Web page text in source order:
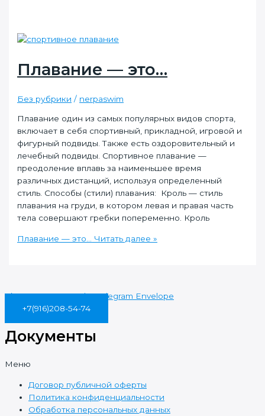
Плавание — это…
Без рубрики / nerpaswim
Плавание один из самых популярных видов спорта,
включает в себя спортивный, прикладной, игровой и
фигурный подвиды. Также есть оздоровительный и
лечебный подвиды. Спортивное плавание —
преодоление вплавь за наименьшее время
различных дистанций, используя определенный
стиль. Способы (стили) плавания: Кроль — стиль
плавания на груди, в котором левая и правая часть
тела совершают гребки попеременно. Кроль
Плавание — это… Читать далее »
Vk Instagram Youtube Telegram Envelope
+7(916)208-54-74
Документы
Меню
Договор публичной оферты
Политика конфиденциальности
Обработка персональных данных